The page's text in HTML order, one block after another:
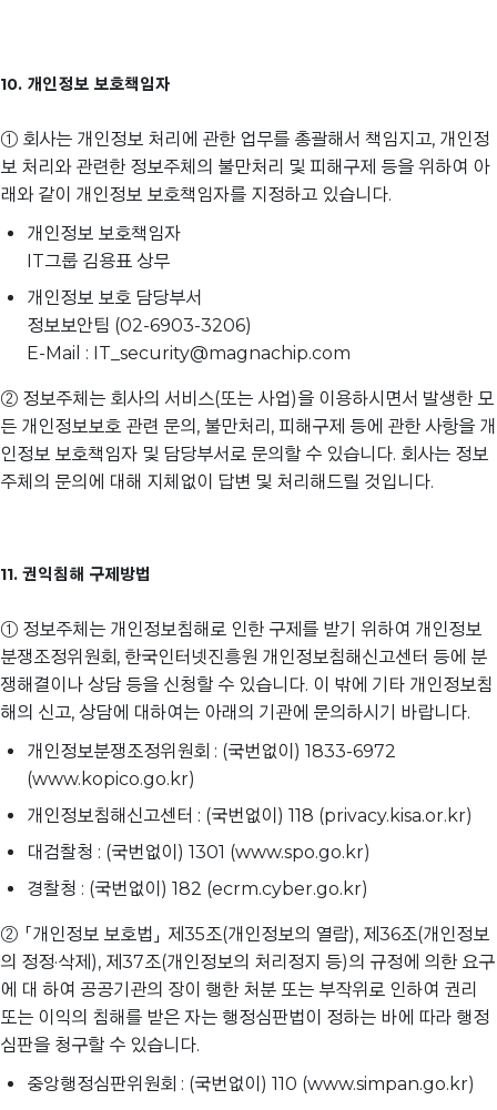
10. 개인정보 보호책임자
① 회사는 개인정보 처리에 관한 업무를 총괄해서 책임지고, 개인정
보 처리와 관련한 정보주체의 불만처리 및 피해구제 등을 위하여 아
래와 같이 개인정보 보호책임자를 지정하고 있습니다.
개인정보 보호책임자
IT그룹 김용표 상무
개인정보 보호 담당부서
정보보안팀 (02-6903-3206)
E-Mail : IT_security@magnachip.com
② 정보주체는 회사의 서비스(또는 사업)을 이용하시면서 발생한 모
든 개인정보보호 관련 문의, 불만처리, 피해구제 등에 관한 사항을 개
인정보 보호책임자 및 담당부서로 문의할 수 있습니다. 회사는 정보
주체의 문의에 대해 지체없이 답변 및 처리해드릴 것입니다.
11. 권익침해 구제방법
① 정보주체는 개인정보침해로 인한 구제를 받기 위하여 개인정보
분쟁조정위원회, 한국인터넷진흥원 개인정보침해신고센터 등에 분
쟁해결이나 상담 등을 신청할 수 있습니다. 이 밖에 기타 개인정보침
해의 신고, 상담에 대하여는 아래의 기관에 문의하시기 바랍니다.
개인정보분쟁조정위원회 : (국번없이) 1833-6972
(www.kopico.go.kr)
개인정보침해신고센터 : (국번없이) 118 (privacy.kisa.or.kr)
대검찰청 : (국번없이) 1301 (www.spo.go.kr)
경찰청 : (국번없이) 182 (ecrm.cyber.go.kr)
② 「개인정보 보호법」 제35조(개인정보의 열람), 제36조(개인정보
의 정정·삭제), 제37조(개인정보의 처리정지 등)의 규정에 의한 요구
에 대 하여 공공기관의 장이 행한 처분 또는 부작위로 인하여 권리
또는 이익의 침해를 받은 자는 행정심판법이 정하는 바에 따라 행정
심판을 청구할 수 있습니다.
중앙행정심판위원회 : (국번없이) 110 (www.simpan.go.kr)